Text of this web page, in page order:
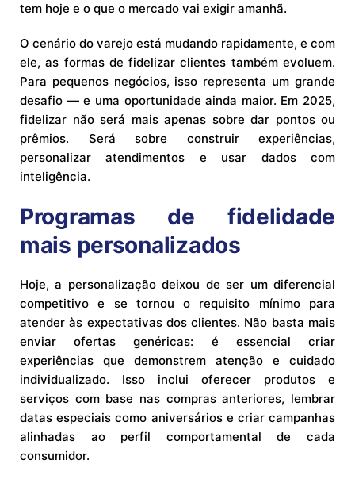
tem hoje e o que o mercado vai exigir amanhã.
O cenário do varejo está mudando rapidamente, e com
ele, as formas de fidelizar clientes também evoluem.
Para pequenos negócios, isso representa um grande
desafio — e uma oportunidade ainda maior. Em 2025,
fidelizar não será mais apenas sobre dar pontos ou
prêmios. Será sobre construir experiências,
personalizar atendimentos e usar dados com
inteligência.
Programas de fidelidade
mais personalizados
Hoje, a personalização deixou de ser um diferencial
competitivo e se tornou o requisito mínimo para
atender às expectativas dos clientes. Não basta mais
enviar ofertas genéricas: é essencial criar
experiências que demonstrem atenção e cuidado
individualizado. Isso inclui oferecer produtos e
serviços com base nas compras anteriores, lembrar
datas especiais como aniversários e criar campanhas
alinhadas ao perfil comportamental de cada
consumidor.